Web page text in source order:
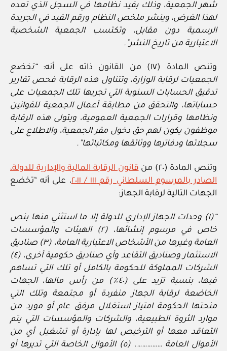
شهر الجمعية، وذلك بقيد نظامها في السجل الذي تعده
لهذا الغرض، وينشر ملخص النظام ورقم القيد في الجريدة
الرسمية دون مقابل، وتكتسب الجمعية الشخصية
الاعتبارية من تاريخ النشر”.
وتنص المادة (١٧) من القانون ذاته على أنه:
“تخضع
الجمعيات لرقابة الوزارة، وتتناول هذه الرقابة فحص تقارير
تدقيق الحسابات السنوية التي تجريها تلك الجمعيات على
حساباتها، والتحقق من مطابقة أعمال الجمعية للقوانين
ونظامها وقرارات الجمعية العمومية، ويتولى هذه الرقابة
موظفون يكون لهم حق دخول مقر الجمعية، والاطلاع على
سجلاتها ودفاترها ووثائقها ومكاتباتها”.
وتنص المادة (٢٠) من
قانون الرقابة المالية والإدارية للدولة،
الصادر بالمرسوم السلطاني رقم ١١١ / ٢٠١١
، على أنه “تخضع
الجهات التالية لرقابة الجهاز:
“(١) وحدات الجهاز الإداري للدولة إلا ما استثني منها بنص
خاص في مرسوم إنشائها، (٢) الهيئات والمؤسسات
العامة وغيرها من الأشخاص الاعتبارية العامة، (٣) صناديق
الاستثمار وصناديق التقاعد وأي صناديق حكومية أخرى، (٤)
الشركات المملوكة للحكومة بالكامل أو تلك التي تساهم
فيها، بنسبة تزيد على (٤٠٪) من رأس مالها، الجهات
الخاضعة لرقابة الجهاز منفردة أو مجتمعة وتلك التي
منحتها الحكومة امتياز استغلال مرفق عام أو مورد من
موارد الثروة الطبيعية، والشركات والمؤسسات التي يتم
التعاقد معها أو الترخيص لها بإدارة أو تشغيل أي من
الأموال العامة ……………. (٥) الأموال الخاصة التي تديرها أو